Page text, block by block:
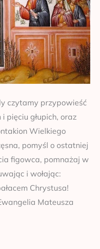
czytamy przypowieść
pięciu głupich, oraz
Wielkiego
pomyśl o ostatniej
figowca, pomnażaj w
i wołając:
Chrystusa!
Mateusza